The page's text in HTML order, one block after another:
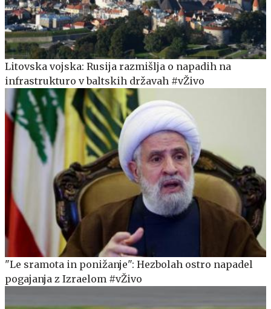
Litovska vojska: Rusija razmišlja o napadih na
infrastrukturo v baltskih državah #vŽivo
"Le sramota in ponižanje": Hezbolah ostro napadel
pogajanja z Izraelom #vŽivo